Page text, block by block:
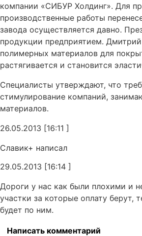
компании «СИБУР Холдинг». Для
производственные работы
завода осуществляется давно.
продукции предприятием.
полимерных материалов для
растягивается и становится
Специалисты утверждают, что
стимулирование компаний,
материалов.
26.05.2013 [16:11 ]
Славик+ написал
29.05.2013 [16:14 ]
Дороги у нас как были плохими и
участки за которые оплату берут,
будет по ним.
Написать комментарий